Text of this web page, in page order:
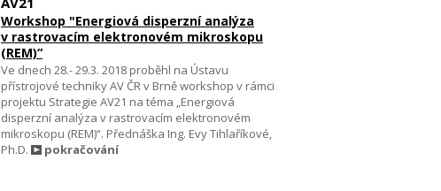
Workshop "Energiová disperzní analýza
v rastrovacím elektronovém mikroskopu
(REM)“
Ve dnech 28.- 29.3. 2018 proběhl na Ústavu
přístrojové techniky AV ČR v Brně workshop v rámci
projektu Strategie AV21 na téma „Energiová
disperzní analýza v rastrovacím elektronovém
mikroskopu (REM)“. Přednáška Ing. Evy Tihlaříkové,
Ph.D.
pokračování